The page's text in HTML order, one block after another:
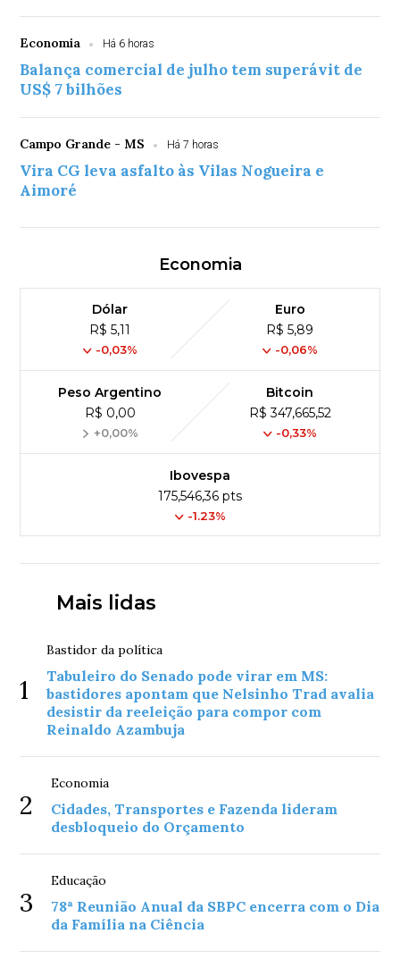
Economia Há 6 horas
Balança comercial de julho tem superávit de
US$ 7 bilhões
Campo Grande - MS Há 7 horas
Vira CG leva asfalto às Vilas Nogueira e
Aimoré
Economia
Dólar
R$ 5,11
-0,03%
Euro
R$ 5,89
-0,06%
Peso Argentino
R$ 0,00
+0,00%
Bitcoin
R$ 347,665,52
-0,33%
Ibovespa
175,546,36 pts
-1.23%
Mais lidas
1
Bastidor da política
Tabuleiro do Senado pode virar em MS:
bastidores apontam que Nelsinho Trad avalia
desistir da reeleição para compor com
Reinaldo Azambuja
2
Economia
Cidades, Transportes e Fazenda lideram
desbloqueio do Orçamento
3
Educação
78ª Reunião Anual da SBPC encerra com o Dia
da Família na Ciência